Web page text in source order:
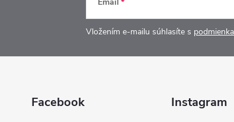
Email
Vložením e-mailu súhlasíte s
Facebook Instagram